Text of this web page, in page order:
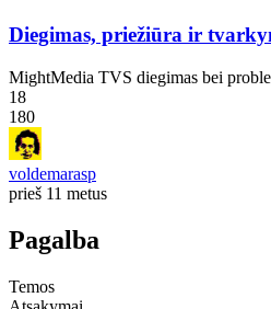
Diegimas, priežiūra ir
MightMedia TVS diegimas bei
18
180
voldemarasp
prieš 11 metus
Pagalba
Temos